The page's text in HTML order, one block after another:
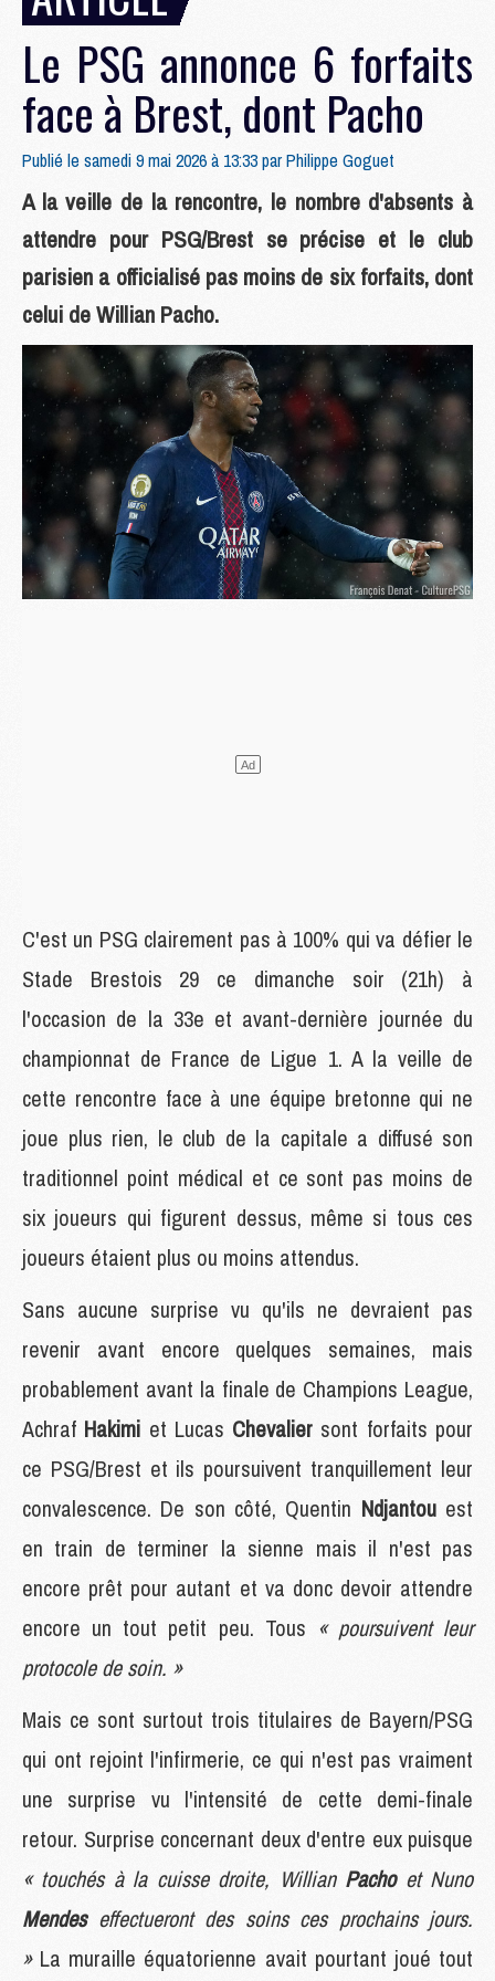
Le PSG annonce 6 forfaits
face à Brest, dont Pacho
Publié le samedi 9 mai 2026 à 13:33 parPhilippe Goguet
A la veille de la rencontre, le nombre d'absents à
attendre pour PSG/Brest se précise et le club
parisien a officialisé pas moins de six forfaits, dont
celui de Willian Pacho.
C'est un PSG clairement pas à 100% qui va défier le
Stade Brestois 29 ce dimanche soir (21h) à
l'occasion de la 33e et avant-dernière journée du
championnat de France de Ligue 1. A la veille de
cette rencontre face à une équipe bretonne qui ne
joue plus rien, le club de la capitale a diffusé son
traditionnel point médical et ce sont pas moins de
six joueurs qui figurent dessus, même si tous ces
joueurs étaient plus ou moins attendus.
Sans aucune surprise vu qu'ils ne devraient pas
revenir avant encore quelques semaines, mais
probablement avant la finale de Champions League,
Achraf Hakimi et Lucas Chevalier sont forfaits pour
ce PSG/Brest et ils poursuivent tranquillement leur
convalescence. De son côté, Quentin Ndjantou est
en train de terminer la sienne mais il n'est pas
encore prêt pour autant et va donc devoir attendre
encore un tout petit peu. Tous « poursuivent leur
protocole de soin. »
Mais ce sont surtout trois titulaires de Bayern/PSG
qui ont rejoint l'infirmerie, ce qui n'est pas vraiment
une surprise vu l'intensité de cette demi-finale
retour. Surprise concernant deux d'entre eux puisque
« touchés à la cuisse droite, Willian Pacho et Nuno
Mendes effectueront des soins ces prochains jours.
» La muraille équatorienne avait pourtant joué tout